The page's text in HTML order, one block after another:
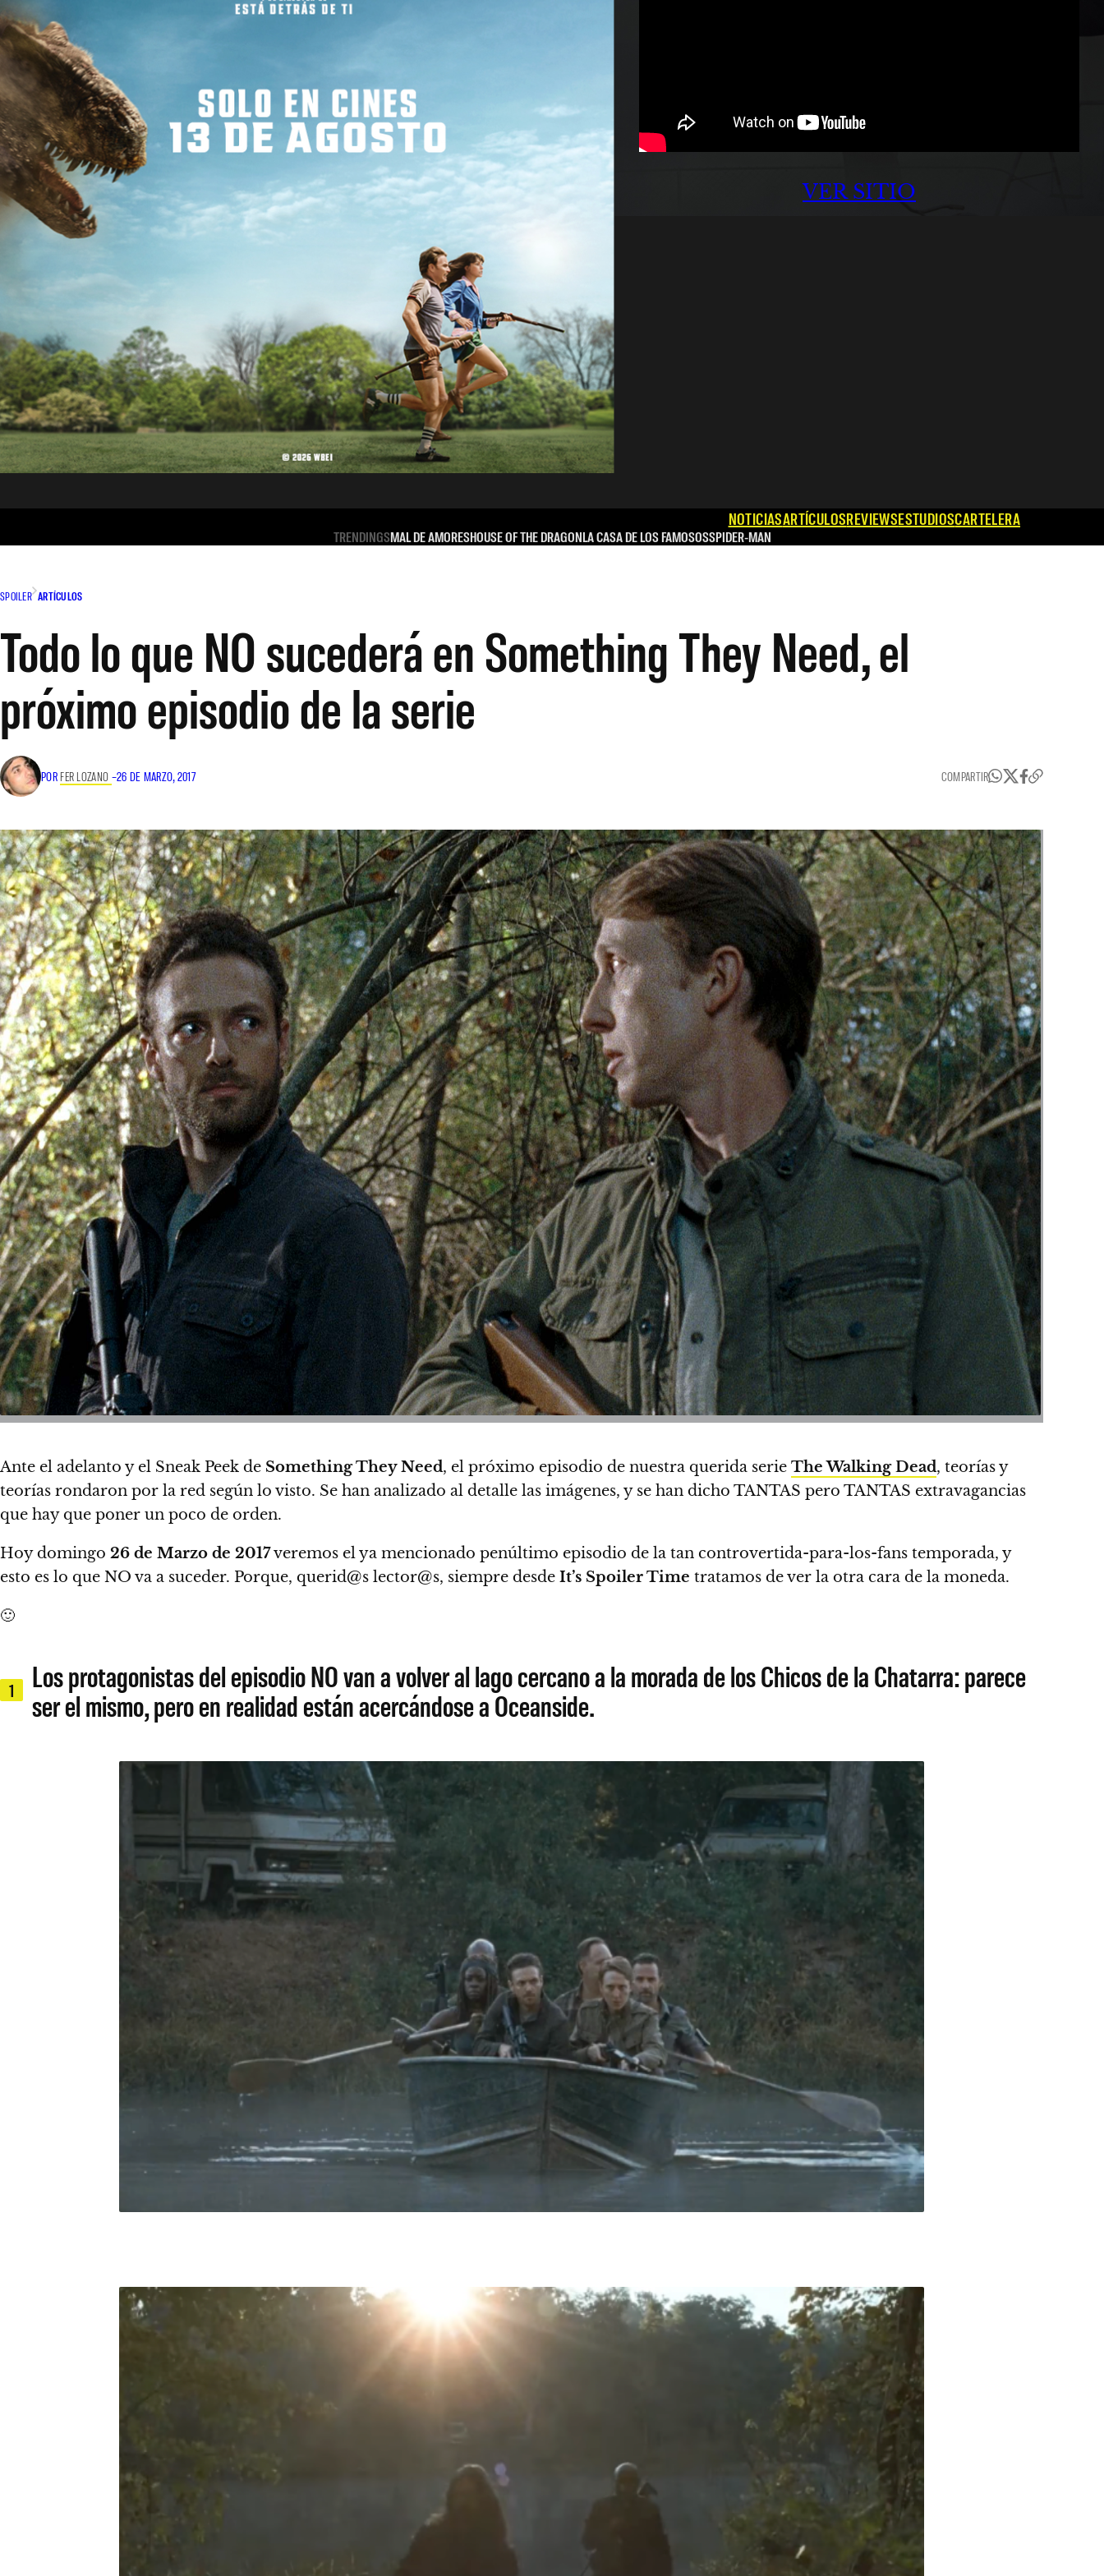
VER SITIO
NOTICIASARTÍCULOSREVIEWSESTUDIOSCARTELERA
TRENDINGSMAL DE AMORESHOUSE OF THE DRAGONLA CASA DE LOS FAMOSOSSPIDER-MAN
SPOILER ARTÍCULOS
Todo lo que NO sucederá en Something They Need, el
próximo episodio de la serie
POR FER LOZANO –26 DE MARZO, 2017 COMPARTIR
Ante el adelanto y el Sneak Peek de Something They Need, el próximo episodio de nuestra querida serie The Walking Dead, teorías y
teorías rondaron por la red según lo visto. Se han analizado al detalle las imágenes, y se han dicho TANTAS pero TANTAS extravagancias
que hay que poner un poco de orden.
Hoy domingo 26 de Marzo de 2017veremos el ya mencionado penúltimo episodio de la tan controvertida-para-los-fans temporada, y
esto es lo que NO va a suceder. Porque, querid@s lector@s, siempre desde It’s Spoiler Time tratamos de ver la otra cara de la moneda.
🙂
1
Los protagonistas del episodio NO van a volver al lago cercano a la morada de los Chicos de la Chatarra: parece
ser el mismo, pero en realidad están acercándose a Oceanside.